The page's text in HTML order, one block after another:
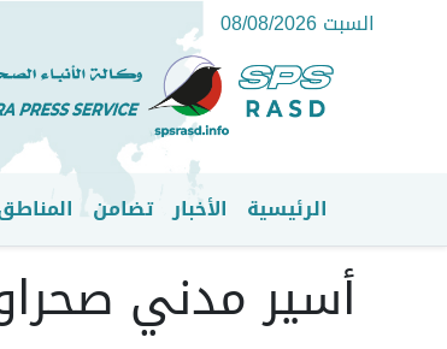
السبت 08/08/2026
القائمة الرئيسية
الرئيسية الأخبار تضامن
أسير مدني